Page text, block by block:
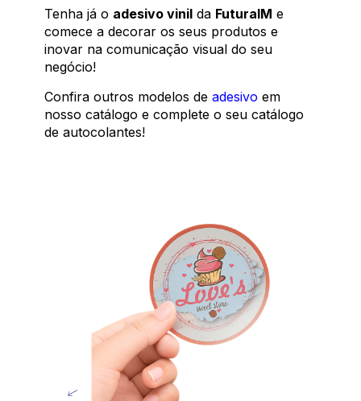
Tenha já o adesivo vinil da FuturaIM e
comece a decorar os seus produtos e
inovar na comunicação visual do seu
negócio!
Confira outros modelos de adesivo em
nosso catálogo e complete o seu catálogo
de autocolantes!